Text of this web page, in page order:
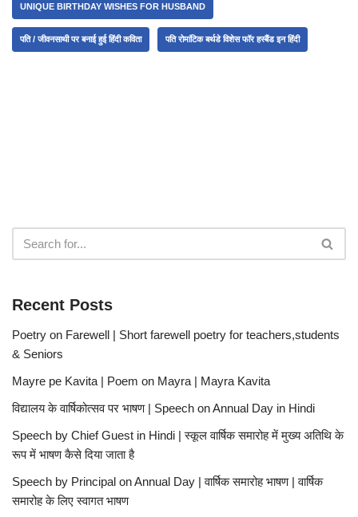
UNIQUE BIRTHDAY WISHES FOR HUSBAND
पति / जीवनसाथी पर बनाई हुई हिंदी कविता पति रोमांटिक बर्थडे विशेस फॉर हस्बैंड इन हिंदी
Recent Posts
Poetry on Farewell | Short farewell poetry for teachers,students
& Seniors
Mayre pe Kavita | Poem on Mayra | Mayra Kavita
विद्यालय के वार्षिकोत्सव पर भाषण | Speech on Annual Day in Hindi
Speech by Chief Guest in Hindi | स्कूल वार्षिक समारोह में मुख्य अतिथि के
रूप में भाषण कैसे दिया जाता है
Speech by Principal on Annual Day | वार्षिक समारोह भाषण | वार्षिक
समारोह के लिए स्वागत भाषण